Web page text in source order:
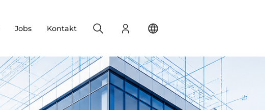
Jobs Kontakt Login
Search